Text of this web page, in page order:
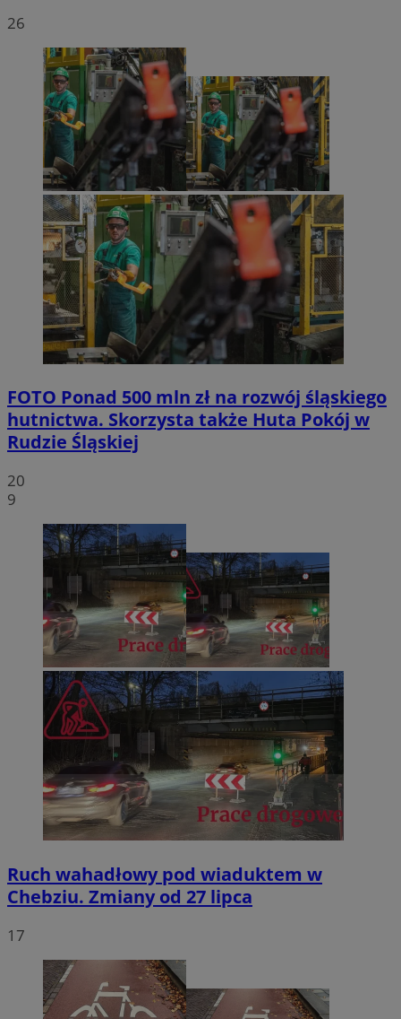
26
FOTO Ponad 500 mln zł na rozwój śląskiego
hutnictwa. Skorzysta także Huta Pokój w
Rudzie Śląskiej
20
9
Ruch wahadłowy pod wiaduktem w
Chebziu. Zmiany od 27 lipca
17